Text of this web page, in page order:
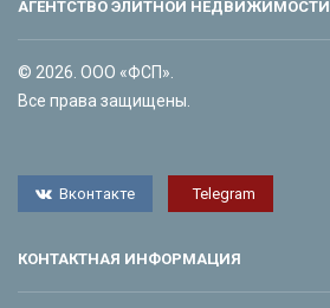
АГЕНТСТВО ЭЛИТНОЙ НЕДВИЖИМОСТИ
© 2026. ООО «ФСП».
Все права защищены.
Вконтакте Telegram
КОНТАКТНАЯ ИНФОРМАЦИЯ